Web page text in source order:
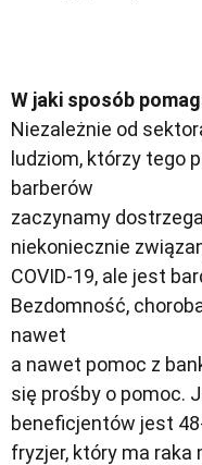
W jaki sposób
Niezależnie od
ludziom, którzy tego
barberów
zaczynamy
niekoniecznie
COVID-19, ale jest
Bezdomność,
nawet
a nawet pomoc z
się prośby o pomoc.
beneficjentów jest
fryzjer, który ma raka